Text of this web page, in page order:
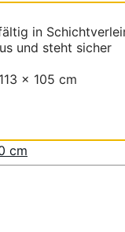
in
und steht sicher
x 105 cm
cm